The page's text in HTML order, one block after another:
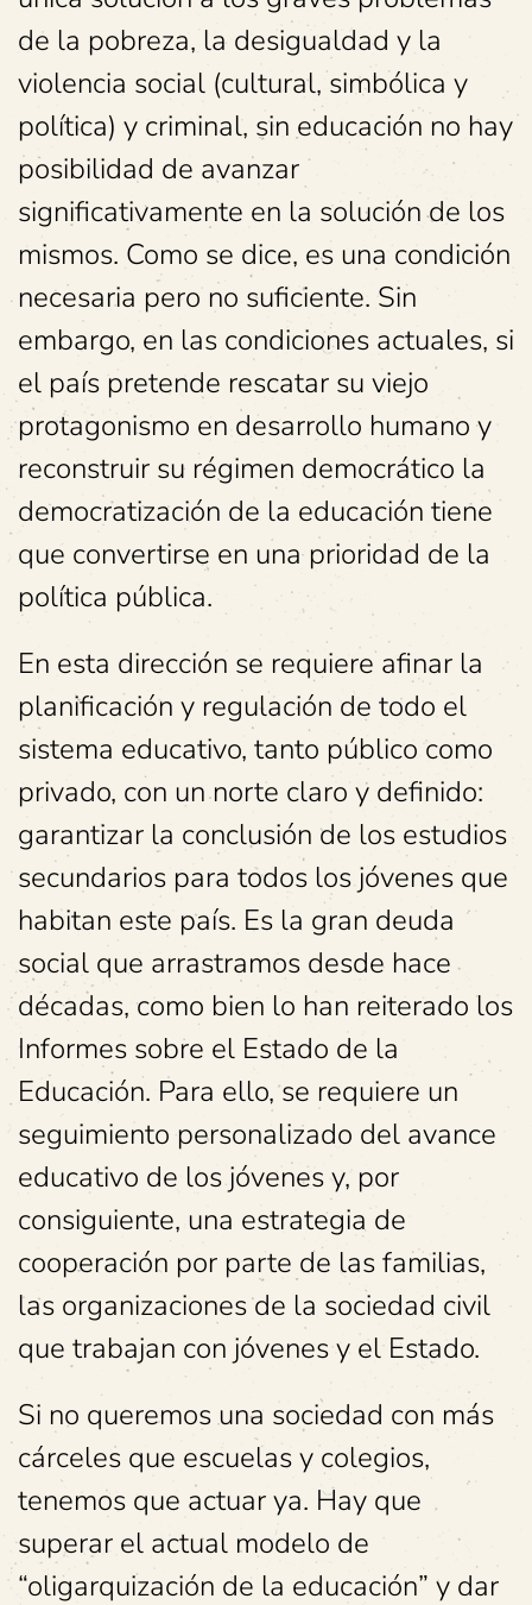
de la pobreza, la desigualdad y la
violencia social (cultural, simbólica y
política) y criminal, sin educación no hay
posibilidad de avanzar
significativamente en la solución de los
mismos. Como se dice, es una condición
necesaria pero no suficiente. Sin
embargo, en las condiciones actuales, si
el país pretende rescatar su viejo
protagonismo en desarrollo humano y
reconstruir su régimen democrático la
democratización de la educación tiene
que convertirse en una prioridad de la
política pública.
En esta dirección se requiere afinar la
planificación y regulación de todo el
sistema educativo, tanto público como
privado, con un norte claro y definido:
garantizar la conclusión de los estudios
secundarios para todos los jóvenes que
habitan este país. Es la gran deuda
social que arrastramos desde hace
décadas, como bien lo han reiterado los
Informes sobre el Estado de la
Educación. Para ello, se requiere un
seguimiento personalizado del avance
educativo de los jóvenes y, por
consiguiente, una estrategia de
cooperación por parte de las familias,
las organizaciones de la sociedad civil
que trabajan con jóvenes y el Estado.
Si no queremos una sociedad con más
cárceles que escuelas y colegios,
tenemos que actuar ya. Hay que
superar el actual modelo de
“oligarquización de la educación” y dar